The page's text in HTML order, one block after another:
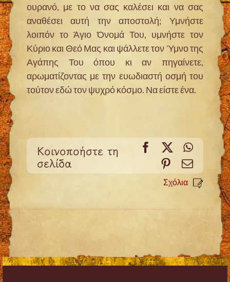
ουρανό, με το να σας καλέσει και να σας
αναθέσει αυτή την αποστολή; Υμνήστε
λοιπόν το Άγιο Όνομά Του, υμνήστε τον
Κύριο και Θεό Μας και ψάλλετε τον Ύμνο της
Αγάπης Του όπου κι αν πηγαίνετε,
αρωματίζοντας με την ευωδιαστή οσμή του
τούτον εδώ τον ψυχρό κόσμο. Να είστε ένα.
Κοινοποήστε τη
σελίδα
Facebook
X
Pinterest
Email
Σχόλια